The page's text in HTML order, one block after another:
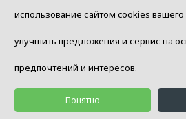
использование сайтом cookies
улучшить предложения и сервис на
предпочтений и интересов.
Понятно